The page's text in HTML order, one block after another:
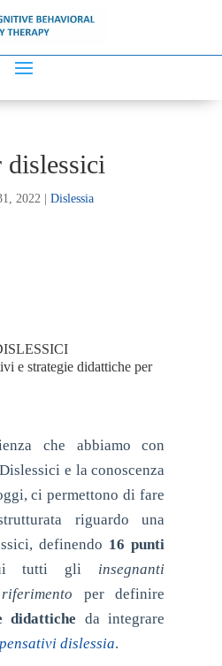
dislessici
2022 Dislessia
e strategie didattiche per
che abbiamo con
e la conoscenza
ci permettono di fare
riguardo una
definendo 16 punti
tutti gli insegnanti
per definire
didattiche da integrare
dislessia.